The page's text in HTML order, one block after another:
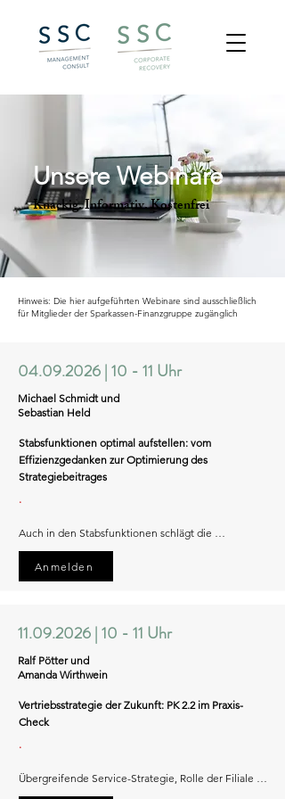
Knackig. Informativ. Kostenfrei
Unsere Webinare
Hinweis: Die hier aufgeführten Webinare sind ausschließlich
für Mitglieder der Sparkassen-Finanzgruppe zugänglich
04.09.2026|10 - 11 Uhr
Michael Schmidt und
Sebastian Held​
Stabsfunktionen optimal aufstellen: vom
Effizienzgedanken zur Optimierung des
Strategiebeitrages
.
Auch in den Stabsfunktionen schlägt die
Demografie zu und erfordert effiziente und
schlanke Stäbe in Banken und Sparkassen.
Kostenmanagement. Dabei muss es gelingen, dass
die Stäbe neben der kostenoptimalen Aufstellung
ihren Beitrag zur Erfüllung der Geschäftsstrategie
leisten.
So muss z. B. ein Vertriebsmanagement über alle
Segmente hinweg das Erreichen der Vertriebsziele
forcieren.
Anmelden
11.09.2026|10 - 11 Uhr
Ralf Pötter und
Amanda Wirthwein​
Vertriebsstrategie der Zukunft: PK 2.2 im Praxis-
Check
.
Übergreifende Service-Strategie, Rolle der Filiale
und medialer Vertrieb.